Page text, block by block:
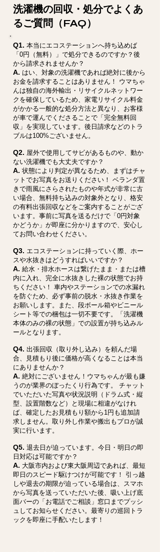
洗濯機の回収・処分でよくあ
るご質問（FAQ）
Q1. 本当にエコステーションへ持ち込めば
「0円（無料）」で処分できるのですか？後
から請求されませんか？
A. はい、対象の洗濯機であれば絶対に後から
お金を請求することはありません！ ウマちゃ
んは独自の海外輸出・リサイクルネットワー
クを確保しているため、家電リサイクル料金
がかかる一般的な処分方法と異なり、お客様
が車で運んでくださることで「完全無料回
収」を実現しています。後日請求などのトラ
ブルは100%ございません。
Q2. 屋外で使用してサビがあるものや、動か
ない洗濯機でも大丈夫ですか？
A. 状態により判定が異なるため、まずはチャ
ットでお写真をお送りください！ ベランダ置
きで雨風にさらされたものや年式が非常に古
い場合、無料持ち込みの対象外となり、格安
の有料出張回収などをご案内することがござ
います。事前に写真を送るだけで「0円対象
かどうか」が即座に分かりますので、安心し
てお問い合わせください。
Q3. エコステーションに持っていく際、ホー
スや水抜きはどうすればいいですか？
A. 給水・排水ホースは繋げたまま・または槽
内に入れ、完全に水抜きした裸の状態でお持
ちください！ 車内やステーションでの水漏れ
を防ぐため、必ず事前の脱水・水抜き作業を
お願いします。また、段ボール箱やビニール
シート等での梱包は一切不要です。「洗濯機
本体のみの裸の状態」での設置が持ち込みル
ールとなります。
Q4. 出張回収（取り外し込み）を頼んだ場
合、見積もり後に価格が高くなることは本当
にありませんか？
A. 絶対にございません！ウマちゃんが最も嫌
うのが業界のぼったくり行為です。 チャット
でいただいた写真や状況説明（ドラム式・縦
型、設置階数など）と現場に相違がなけれ
ば、確定したお見積もり額から1円も追加請
求しません。取り外し作業や搬出もプロが誠
実に行います。
Q5. 退去日が迫っています。今日・明日の即
日対応は可能ですか？
A. 大阪市内および東大阪周辺であれば、最短
即日のスピード駆けつけが可能です！ 引っ越
しや退去の期限が迫っている場合は、スマホ
から写真を送っていただいた後、吸い上げ底
面バーの「お電話でご相談」窓口までプッシ
ュしてお知らせください。最寄りの巡回トラ
ックを即座に手配いたします！